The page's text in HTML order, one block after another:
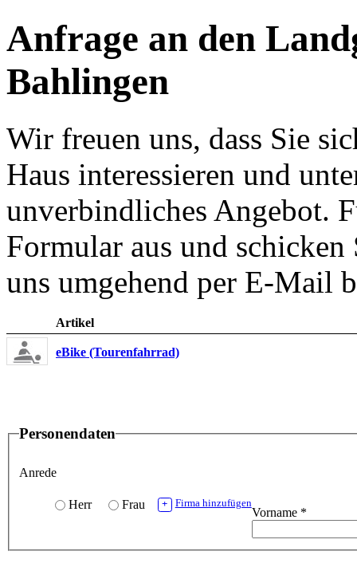
Anfrage an den
Bahlingen
Wir freuen uns, dass Sie
Haus interessieren und
unverbindliches Angebot.
Formular aus und
uns umgehend per E-Mail
Artikel
eBike (Tourenfahrrad)
Personendaten
Anrede
Herr Frau + Firma hinzufügen
Vorname *